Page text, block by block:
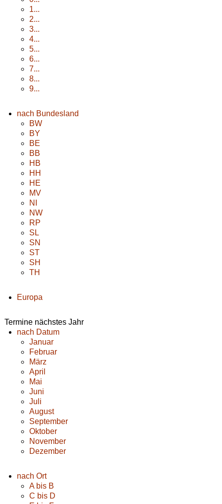
1...
2...
3...
4...
5...
6...
7...
8...
9...
nach Bundesland
BW
BY
BE
BB
HB
HH
HE
MV
NI
NW
RP
SL
SN
ST
SH
TH
Europa
Termine nächstes Jahr
nach Datum
Januar
Februar
März
April
Mai
Juni
Juli
August
September
Oktober
November
Dezember
nach Ort
A bis B
C bis D